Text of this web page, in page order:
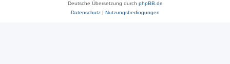
Deutsche Übersetzung durch phpBB.de
Datenschutz| Nutzungsbedingungen